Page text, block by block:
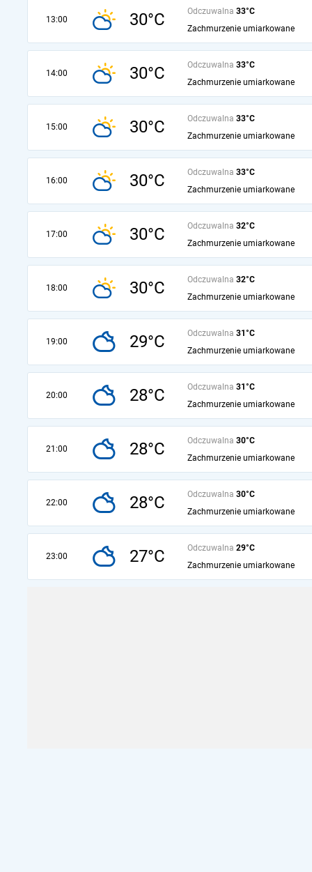
13:00 30°C Odczuwalna 33°C
Zachmurzenie umiarkowane
14:00 30°C Odczuwalna 33°C
Zachmurzenie umiarkowane
15:00 30°C Odczuwalna 33°C
Zachmurzenie umiarkowane
16:00 30°C Odczuwalna 33°C
Zachmurzenie umiarkowane
17:00 30°C Odczuwalna 32°C
Zachmurzenie umiarkowane
18:00 30°C Odczuwalna 32°C
Zachmurzenie umiarkowane
19:00 29°C Odczuwalna 31°C
Zachmurzenie umiarkowane
20:00 28°C Odczuwalna 31°C
Zachmurzenie umiarkowane
21:00 28°C Odczuwalna 30°C
Zachmurzenie umiarkowane
22:00 28°C Odczuwalna 30°C
Zachmurzenie umiarkowane
23:00 27°C Odczuwalna 29°C
Zachmurzenie umiarkowane